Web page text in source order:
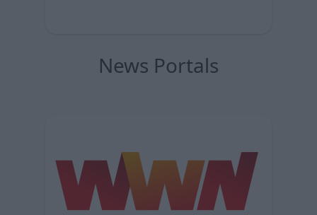
News Portals